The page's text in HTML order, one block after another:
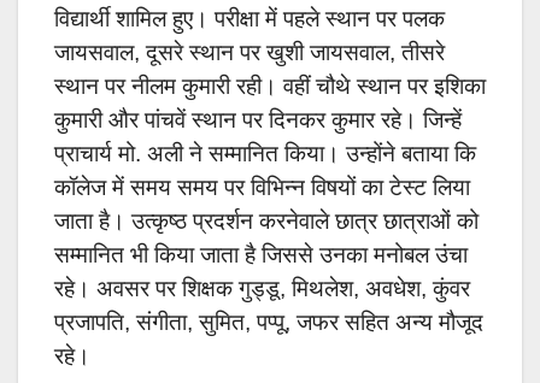
विद्यार्थी शामिल हुए। परीक्षा में पहले स्थान पर पलक
जायसवाल, दूसरे स्थान पर खुशी जायसवाल, तीसरे
स्थान पर नीलम कुमारी रही। वहीं चौथे स्थान पर इशिका
कुमारी और पांचवें स्थान पर दिनकर कुमार रहे। जिन्हें
प्राचार्य मो. अली ने सम्मानित किया। उन्होंने बताया कि
कॉलेज में समय समय पर विभिन्न विषयों का टेस्ट लिया
जाता है। उत्कृष्ठ प्रदर्शन करनेवाले छात्र छात्राओं को
सम्मानित भी किया जाता है जिससे उनका मनोबल उंचा
रहे। अवसर पर शिक्षक गुड्डू, मिथलेश, अवधेश, कुंवर
प्रजापति, संगीता, सुमित, पप्पू, जफर सहित अन्य मौजूद
रहे।